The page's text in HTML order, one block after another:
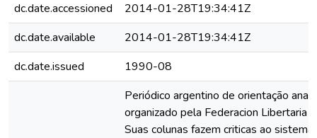
dc.date.accessioned
2014-01-28T19:34:41Z
dc.date.available
2014-01-28T19:34:41Z
dc.date.issued
1990-08
Periódico argentino de orientação
organizado pela Federacion Libertaria
Suas colunas fazem criticas ao